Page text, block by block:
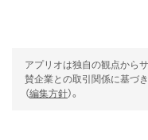
アプリオは独自の観点から
賛企業との取引関係に基づ
（編集方針）。